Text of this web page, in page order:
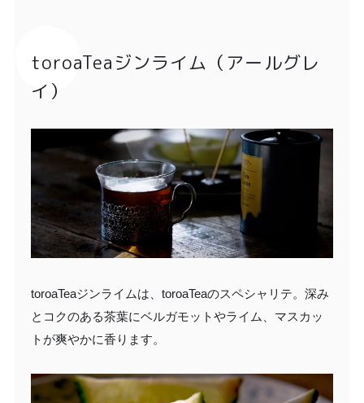
toroaTeaジンライム（アールグレ
イ）
toroaTeaジンライムは、toroaTeaのスペシャリテ。深み
とコクのある茶葉にベルガモットやライム、マスカッ
トが爽やかに香ります。